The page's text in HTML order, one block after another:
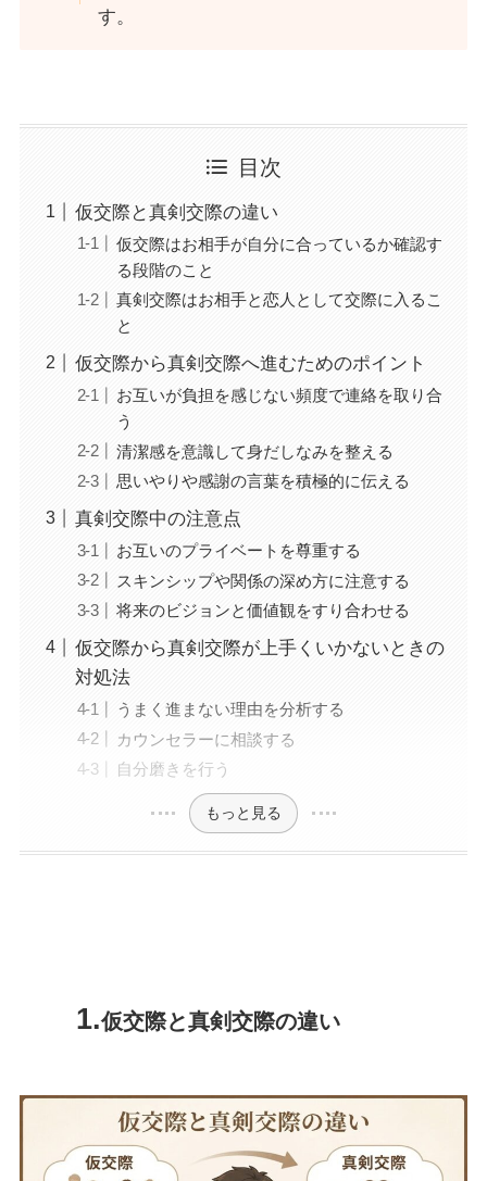
す。
目次
仮交際と真剣交際の違い
仮交際はお相手が自分に合っているか確認す
る段階のこと
真剣交際はお相手と恋人として交際に入るこ
と
仮交際から真剣交際へ進むためのポイント
お互いが負担を感じない頻度で連絡を取り合
う
清潔感を意識して身だしなみを整える
思いやりや感謝の言葉を積極的に伝える
真剣交際中の注意点
お互いのプライベートを尊重する
スキンシップや関係の深め方に注意する
将来のビジョンと価値観をすり合わせる
仮交際から真剣交際が上手くいかないときの
対処法
うまく進まない理由を分析する
カウンセラーに相談する
自分磨きを行う
もっと見る
仮交際と真剣交際の違い